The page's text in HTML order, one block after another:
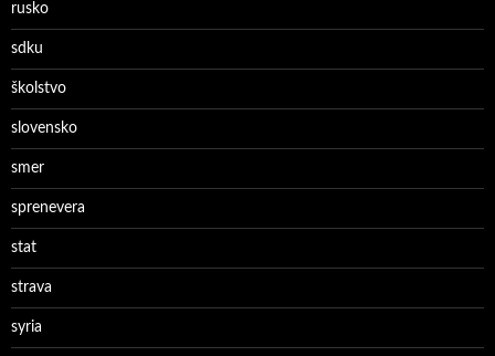
rusko
sdku
školstvo
slovensko
smer
sprenevera
stat
strava
syria